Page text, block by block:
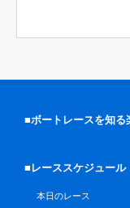
■ボートレースを知る
■レーススケジュール
本日のレース